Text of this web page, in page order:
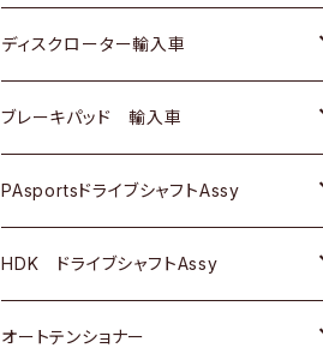
スバル
マツダ
三菱
スバル
ＢＥＮＺ
マツダ
三菱
スバル
ダイハツ
マツダ
三菱
スバル
日産
ダイハツ
マツダ
三菱
スバル
スズキ
日産
ダイハツ
マツダ
三菱
スズキ
日産
ダイハツ
マツダ
三菱
トヨタ
ホンダ
スズキ
日産
いすゞ
ディスクローター輸入車
ＡＵＤＩ
ＢＥＮＺ
ＢＭＷ
GOLF
ブレーキパッド 輸入車
ＢＥＮＺ
ＢＭＷ
ＷＡＧＥＮ
PAsportsドライブシャフトAssy
トヨタ
ホンダ
HDK ドライブシャフトAssy
スズキ
オートテンショナー